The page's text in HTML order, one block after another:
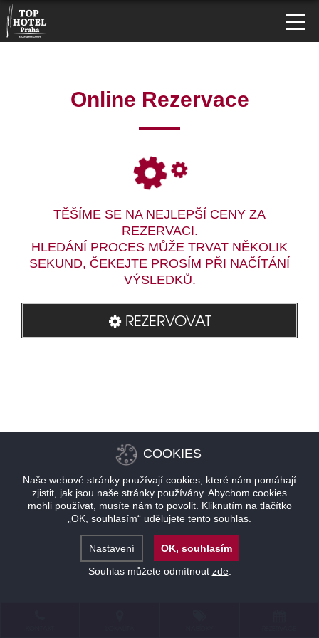
Online Rezervace
TĚŠÍME SE NA NEJLEPŠÍ CENY ZA
REZERVACI.
HLEDÁNÍ PROCES MŮŽE TRVAT NĚKOLIK
SEKUND, ČEKEJTE PROSÍM PŘI NAČÍTÁNÍ
VÝSLEDKŮ.
REZERVOVAT
COOKIES
Naše webové stránky používají cookies, které nám pomáhají
zjistit, jak jsou naše stránky používány. Abychom cookies
mohli používat, musíte nám to povolit. Kliknutím na tlačítko
„OK, souhlasím“ udělujete tento souhlas.
Nastavení
OK, souhlasím
Souhlas můžete odmítnout zde.